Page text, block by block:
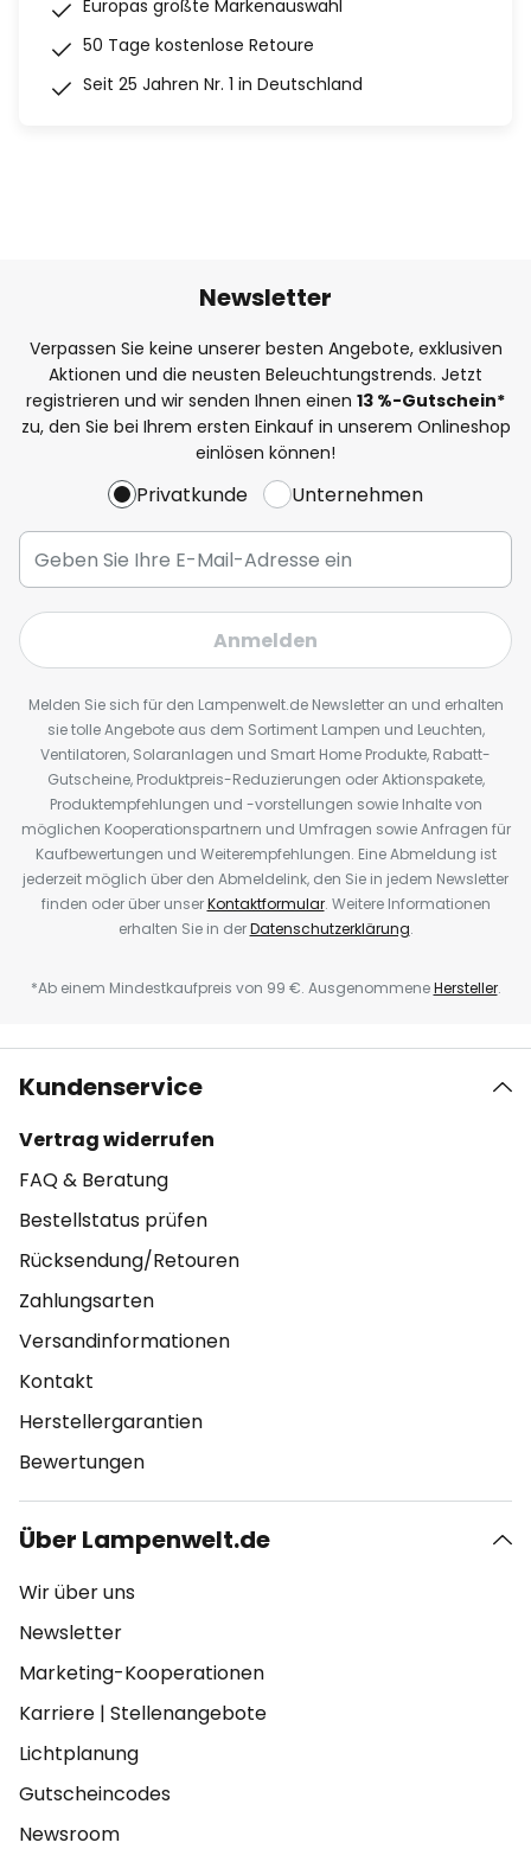
Europas größte Markenauswahl
50 Tage kostenlose Retoure
Seit 25 Jahren Nr. 1 in Deutschland
Newsletter
Verpassen Sie keine unserer besten Angebote, exklusiven
Aktionen und die neusten Beleuchtungstrends. Jetzt
registrieren und wir senden Ihnen einen 13 %-Gutschein*
zu, den Sie bei Ihrem ersten Einkauf in unserem Onlineshop
einlösen können!
Privatkunde Unternehmen
Anmelden
Melden Sie sich für den Lampenwelt.de Newsletter an und erhalten
sie tolle Angebote aus dem Sortiment Lampen und Leuchten,
Ventilatoren, Solaranlagen und Smart Home Produkte, Rabatt-
Gutscheine, Produktpreis-Reduzierungen oder Aktionspakete,
Produktempfehlungen und -vorstellungen sowie Inhalte von
möglichen Kooperationspartnern und Umfragen sowie Anfragen für
Kaufbewertungen und Weiterempfehlungen. Eine Abmeldung ist
jederzeit möglich über den Abmeldelink, den Sie in jedem Newsletter
finden oder über unserKontaktformular. Weitere Informationen
erhalten Sie in derDatenschutzerklärung.
*Ab einem Mindestkaufpreis von 99 €. AusgenommeneHersteller.
Kundenservice
Vertrag widerrufen
FAQ & Beratung
Bestellstatus prüfen
Rücksendung/Retouren
Zahlungsarten
Versandinformationen
Kontakt
Herstellergarantien
Bewertungen
Über Lampenwelt.de
Wir über uns
Newsletter
Marketing-Kooperationen
Karriere | Stellenangebote
Lichtplanung
Gutscheincodes
Newsroom